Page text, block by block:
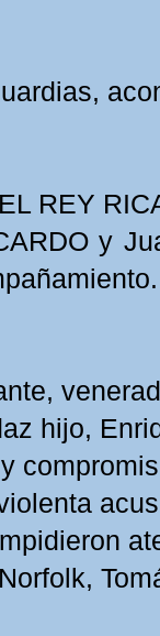
REY
y
hijo,